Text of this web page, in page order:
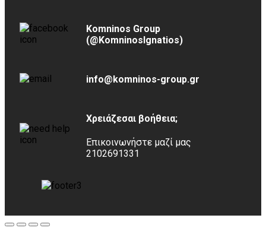
Komninos Group
(@KomninosIgnatios)
info@komninos-group.gr
Χρειάζεσαι βοήθεια;
Επικοινωνήστε μαζί μας
2102691331